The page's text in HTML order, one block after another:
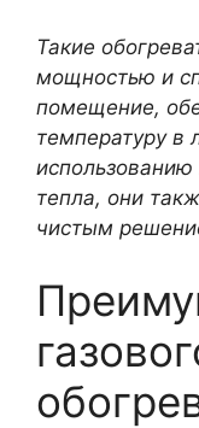
Такие
мощностью и
помещение,
температуру в
использованию
тепла, они
чистым